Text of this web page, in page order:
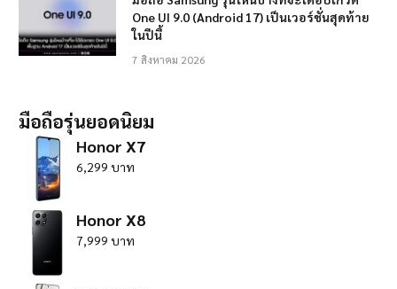
One UI 9.0 (Android 17) เป็นเวอร์ชั่นสุดท้าย
ในปีนี้
7 สิงหาคม 2026
มือถือรุ่นยอดนิยม
Honor X7
6,299 บาท
Honor X8
7,999 บาท